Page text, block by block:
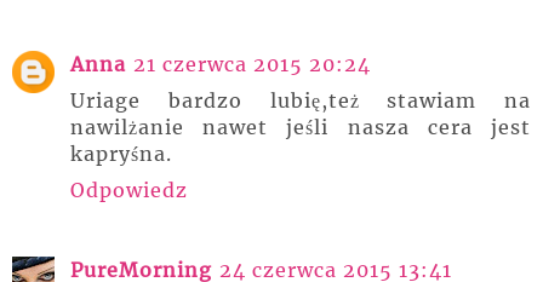
Anna 21 czerwca 2015 20:24
Uriage bardzo lubię,też stawiam na
nawilżanie nawet jeśli nasza cera jest
kapryśna.
Odpowiedz
PureMorning 24 czerwca 2015 13:41